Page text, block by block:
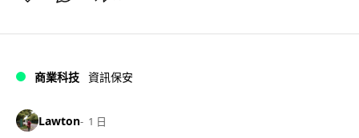
商業科技 資訊保安
Lawton 1 日